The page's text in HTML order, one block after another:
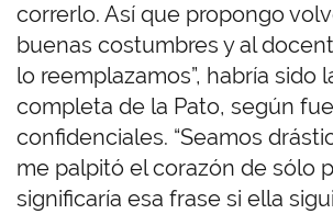
correrlo. Así que propongo
buenas costumbres y al
lo reemplazamos”, habría sido
completa de la Pato, según
confidenciales. “Seamos
me palpitó el corazón de sólo
significaría esa frase si ella